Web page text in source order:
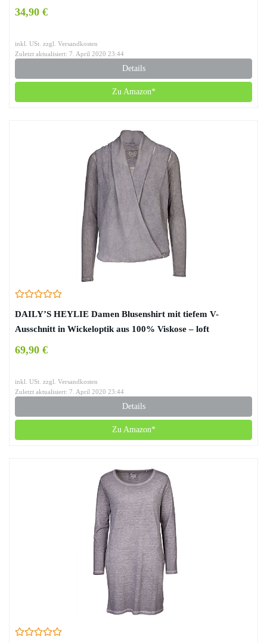
34,90 €
inkl. USt. zzgl. Versandkosten
Zuletzt aktualisiert: 7. April 2020 23:44
Details
Zu Amazon*
DAILY’S HEYLIE Damen Blusenshirt mit tiefem V-
Ausschnitt in Wickeloptik aus 100% Viskose – loft
69,90 €
inkl. USt. zzgl. Versandkosten
Zuletzt aktualisiert: 7. April 2020 23:44
Details
Zu Amazon*